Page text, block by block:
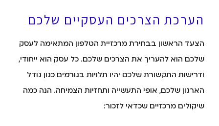
הערכת הצרכים העסקיים שלכם
הצעד הראשון בבחירת מרכזיית הטלפון המתאימה לעסק
שלכם הוא להעריך את הצרכים שלכם. כל עסק הוא ייחודי,
ודרישות התקשורת שלכם יהיו תלויות בגורמים כגון גודל
הארגון שלכם, אופי התעשייה ותחזיות הצמיחה. הנה כמה
שיקולים מרכזיים שכדאי לזכור: